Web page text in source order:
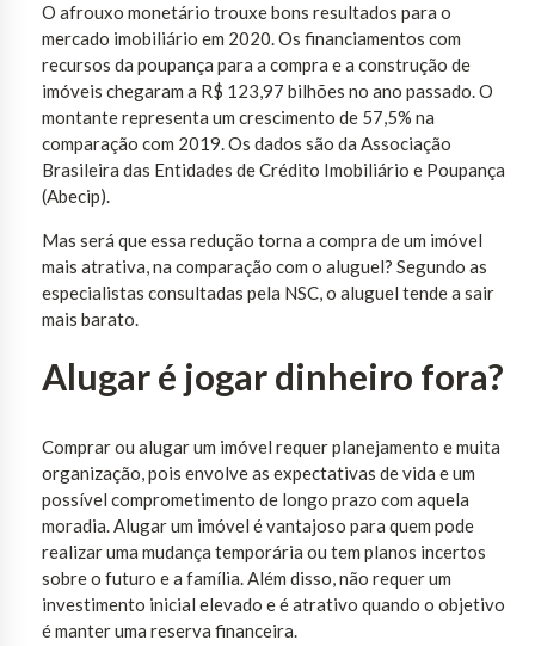
O afrouxo monetário trouxe bons resultados para o
mercado imobiliário em 2020. Os financiamentos com
recursos da poupança para a compra e a construção de
imóveis chegaram a R$ 123,97 bilhões no ano passado. O
montante representa um crescimento de 57,5% na
comparação com 2019. Os dados são da Associação
Brasileira das Entidades de Crédito Imobiliário e Poupança
(Abecip).
Mas será que essa redução torna a compra de um imóvel
mais atrativa, na comparação com o aluguel? Segundo as
especialistas consultadas pela NSC, o aluguel tende a sair
mais barato.
Alugar é jogar dinheiro fora?
Comprar ou alugar um imóvel requer planejamento e muita
organização, pois envolve as expectativas de vida e um
possível comprometimento de longo prazo com aquela
moradia. Alugar um imóvel é vantajoso para quem pode
realizar uma mudança temporária ou tem planos incertos
sobre o futuro e a família. Além disso, não requer um
investimento inicial elevado e é atrativo quando o objetivo
é manter uma reserva financeira.